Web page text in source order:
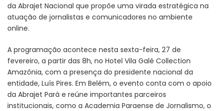
da Abrajet Nacional que propõe uma virada estratégica na
atuação de jornalistas e comunicadores no ambiente
online.
A programação acontece nesta sexta-feira, 27 de
fevereiro, a partir das 8h, no Hotel Vila Galé Collection
Amazônia, com a presença do presidente nacional da
entidade, Luís Pires. Em Belém, o evento conta com o apoio
da Abrajet Pará e reúne importantes parceiros
institucionais, como a Academia Paraense de Jornalismo, o